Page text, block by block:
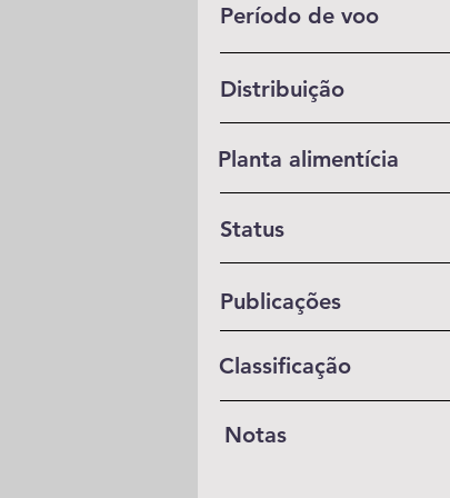
Período de voo
Distribuição
Planta alimentícia
Status
Publicações
Classificação
Notas